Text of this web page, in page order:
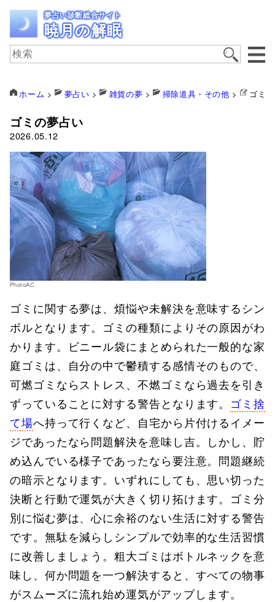
夢占い診断総合サイト
暁月の解眠
ホーム > 夢占い > 雑貨の夢 > 掃除道具・その他 > ゴミ
ゴミの夢占い
2026.05.12
PhotoAC
ゴミに関する夢は、煩悩や未解決を意味するシン
ボルとなります。ゴミの種類によりその原因がわ
かります。ビニール袋にまとめられた一般的な家
庭ゴミは、自分の中で鬱積する感情そのもので、
可燃ゴミならストレス、不燃ゴミなら過去を引き
ずっていることに対する警告となります。 ゴミ捨
て場へ持って行くなど、自宅から片付けるイメー
ジであったなら問題解決を意味し吉。しかし、貯
め込んでいる様子であったなら要注意。問題継続
の暗示となります。いずれにしても、思い切った
決断と行動で運気が大きく切り拓けます。ゴミ分
別に悩む夢は、心に余裕のない生活に対する警告
です。無駄を減らしシンプルで効率的な生活習慣
に改善しましょう。粗大ゴミはボトルネックを意
味し、何か問題を一つ解決すると、すべての物事
がスムーズに流れ始め運気がアップします。